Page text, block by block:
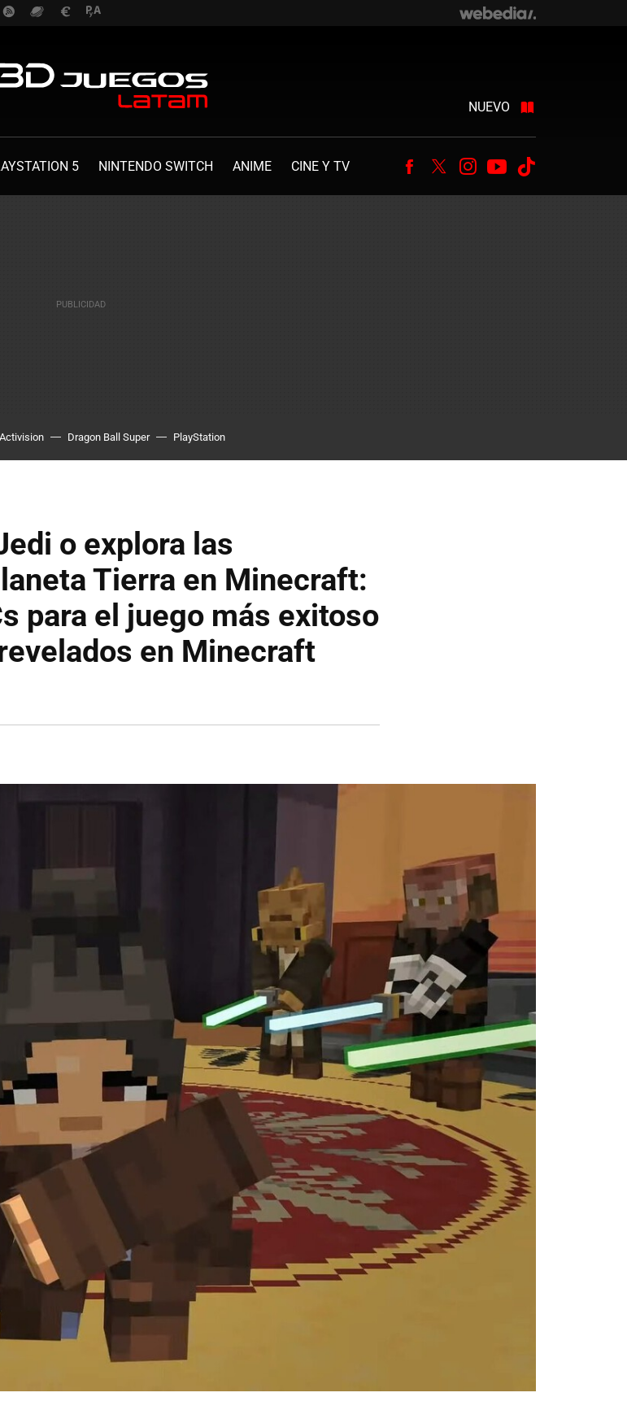
NUEVO
5 NINTENDO SWITCH ANIME CINE Y TV Facebook
TwitterInstagram
Youtube
Activision Dragon Ball Super PlayStation
o explora las
Tierra en Minecraft:
para el juego más exitoso
en Minecraft